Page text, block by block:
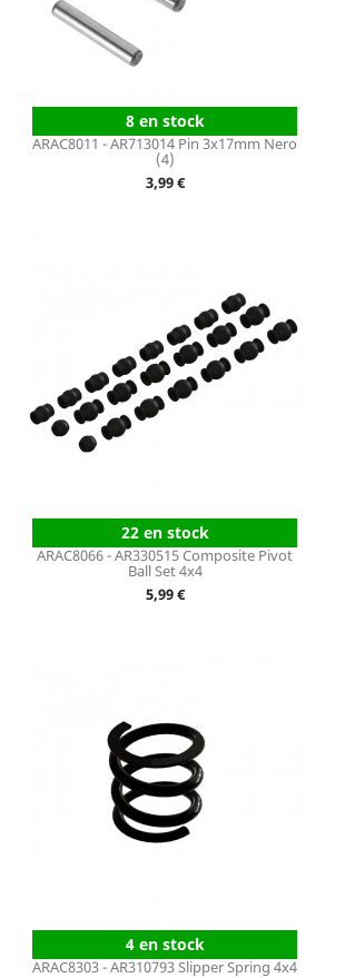
8 en stock
ARAC8011 - AR713014 Pin 3x17mm Nero
(4)
Prix
3,99 €
22 en stock
ARAC8066 - AR330515 Composite Pivot
Ball Set 4x4
Prix
5,99 €
4 en stock
ARAC8303 - AR310793 Slipper Spring 4x4